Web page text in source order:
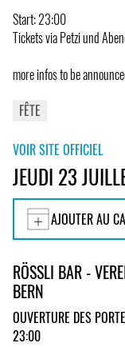
Start: 23:00
Tickets via Petzi und
more infos to be
FÊTE
VOIR SITE OFFICIEL
JEUDI 23
AJOUTER AU
RÖSSLI BAR -
BERN
OUVERTURE DES
23:00